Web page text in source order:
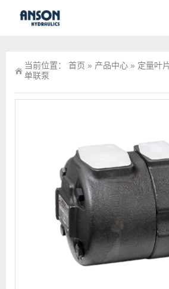
当前位置： 首页 » 产品中心 » 定量叶
单联泵